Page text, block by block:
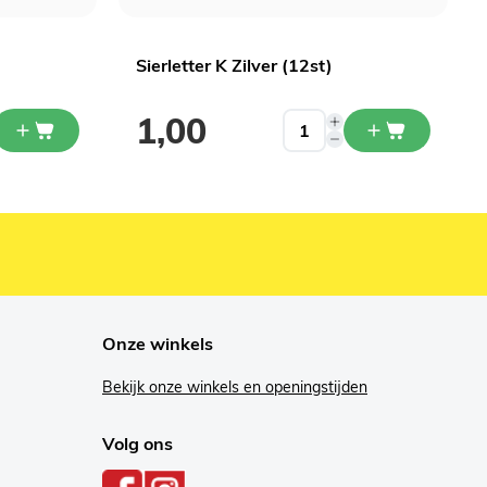
Sierletter K Zilver (12st)
1,00
Onze winkels
Bekijk onze winkels en openingstijden
Volg ons